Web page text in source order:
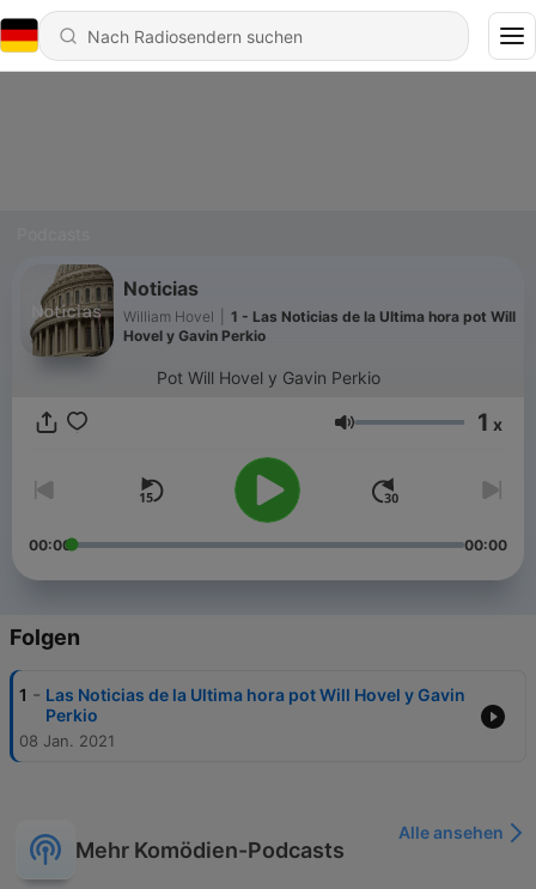
Noticias
William Hovel
1 - Las Noticias de la Ultima hora pot Will
Hovel y Gavin Perkio
Pot Will Hovel y Gavin Perkio
Lautstärke 1 x
00:00 00:00
Folgen
1 - Las Noticias de la Ultima hora pot Will Hovel y Gavin
Perkio
08 Jan. 2021
Mehr Komödien-Podcasts
Alle ansehen